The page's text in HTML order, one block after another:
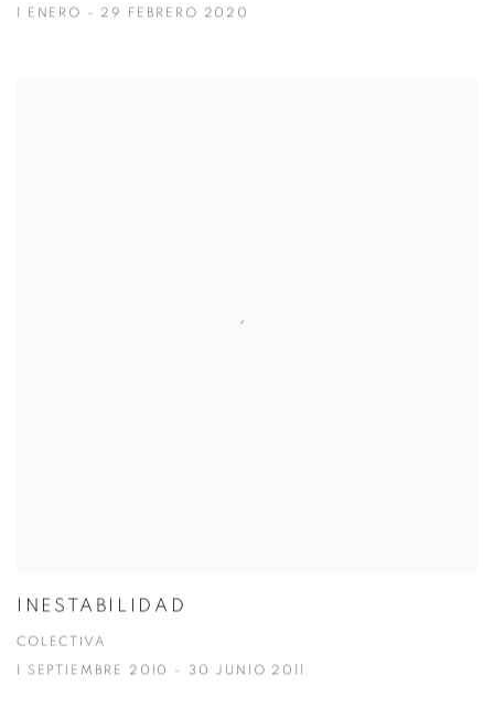
1 ENERO - 29 FEBRERO 2020
INESTABILIDAD
COLECTIVA
1 SEPTIEMBRE 2010 - 30 JUNIO 2011